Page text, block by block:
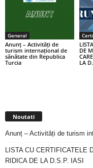
General
Anunț – Activități de
turism internațional de
sănătate din Republica
Turcia
DE
LA
Noutati
Anunț – Activități de turism
LISTA CU CERTIFICATELE
RIDICA DE LA D.S.P. IASI